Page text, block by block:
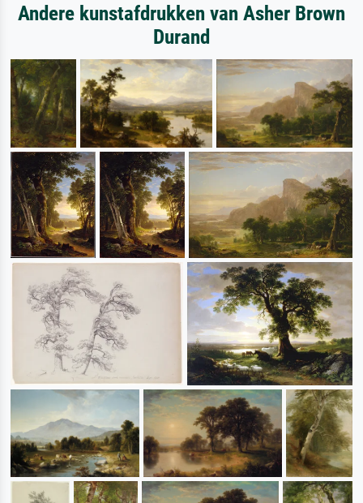
Andere kunstafdrukken van Asher Brown
Durand